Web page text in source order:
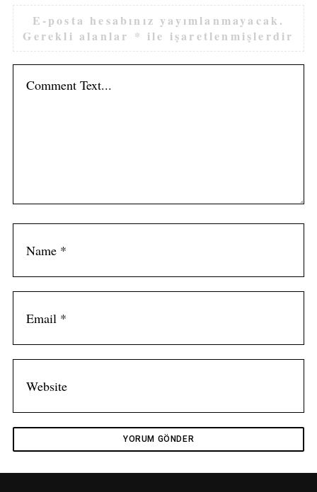
E-posta hesabınız yayımlanmayacak.
Gerekli alanlar * ile işaretlenmişlerdir